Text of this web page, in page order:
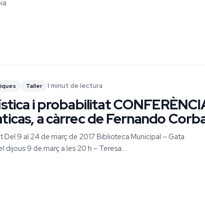
Taller 1 minut de lectura
i probabilitat
a càrrec de Fernando
Del 9 al 24 de març de 2017 Biblioteca Municipal – Gata
dijous 9 de març a les 20 h – Teresa...